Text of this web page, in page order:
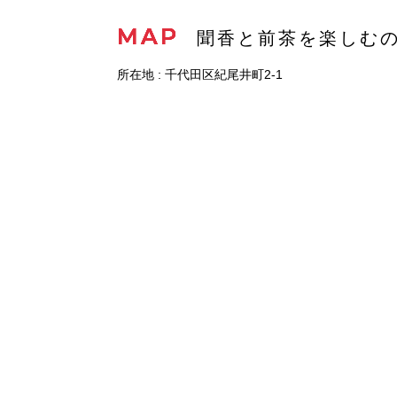
MAP 聞香と前茶を楽しむ
所在地 : 千代田区紀尾井町2-1